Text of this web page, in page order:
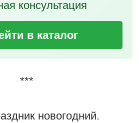
консультация
в каталог
***
новогодний.